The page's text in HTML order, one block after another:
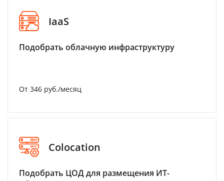
IaaS
Подобрать облачную инфраструктуру
От 346 руб./месяц
Colocation
Подобрать ЦОД для размещения ИТ-